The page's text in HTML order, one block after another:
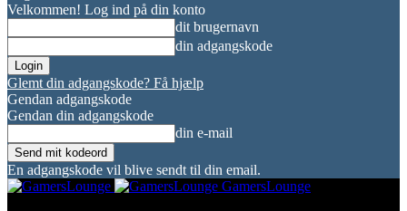
Velkommen! Log ind på din konto
dit brugernavn
din adgangskode
Glemt din adgangskode? Få hjælp
Gendan adgangskode
Gendan din adgangskode
din e-mail
En adgangskode vil blive sendt til din email.
GamersLounge